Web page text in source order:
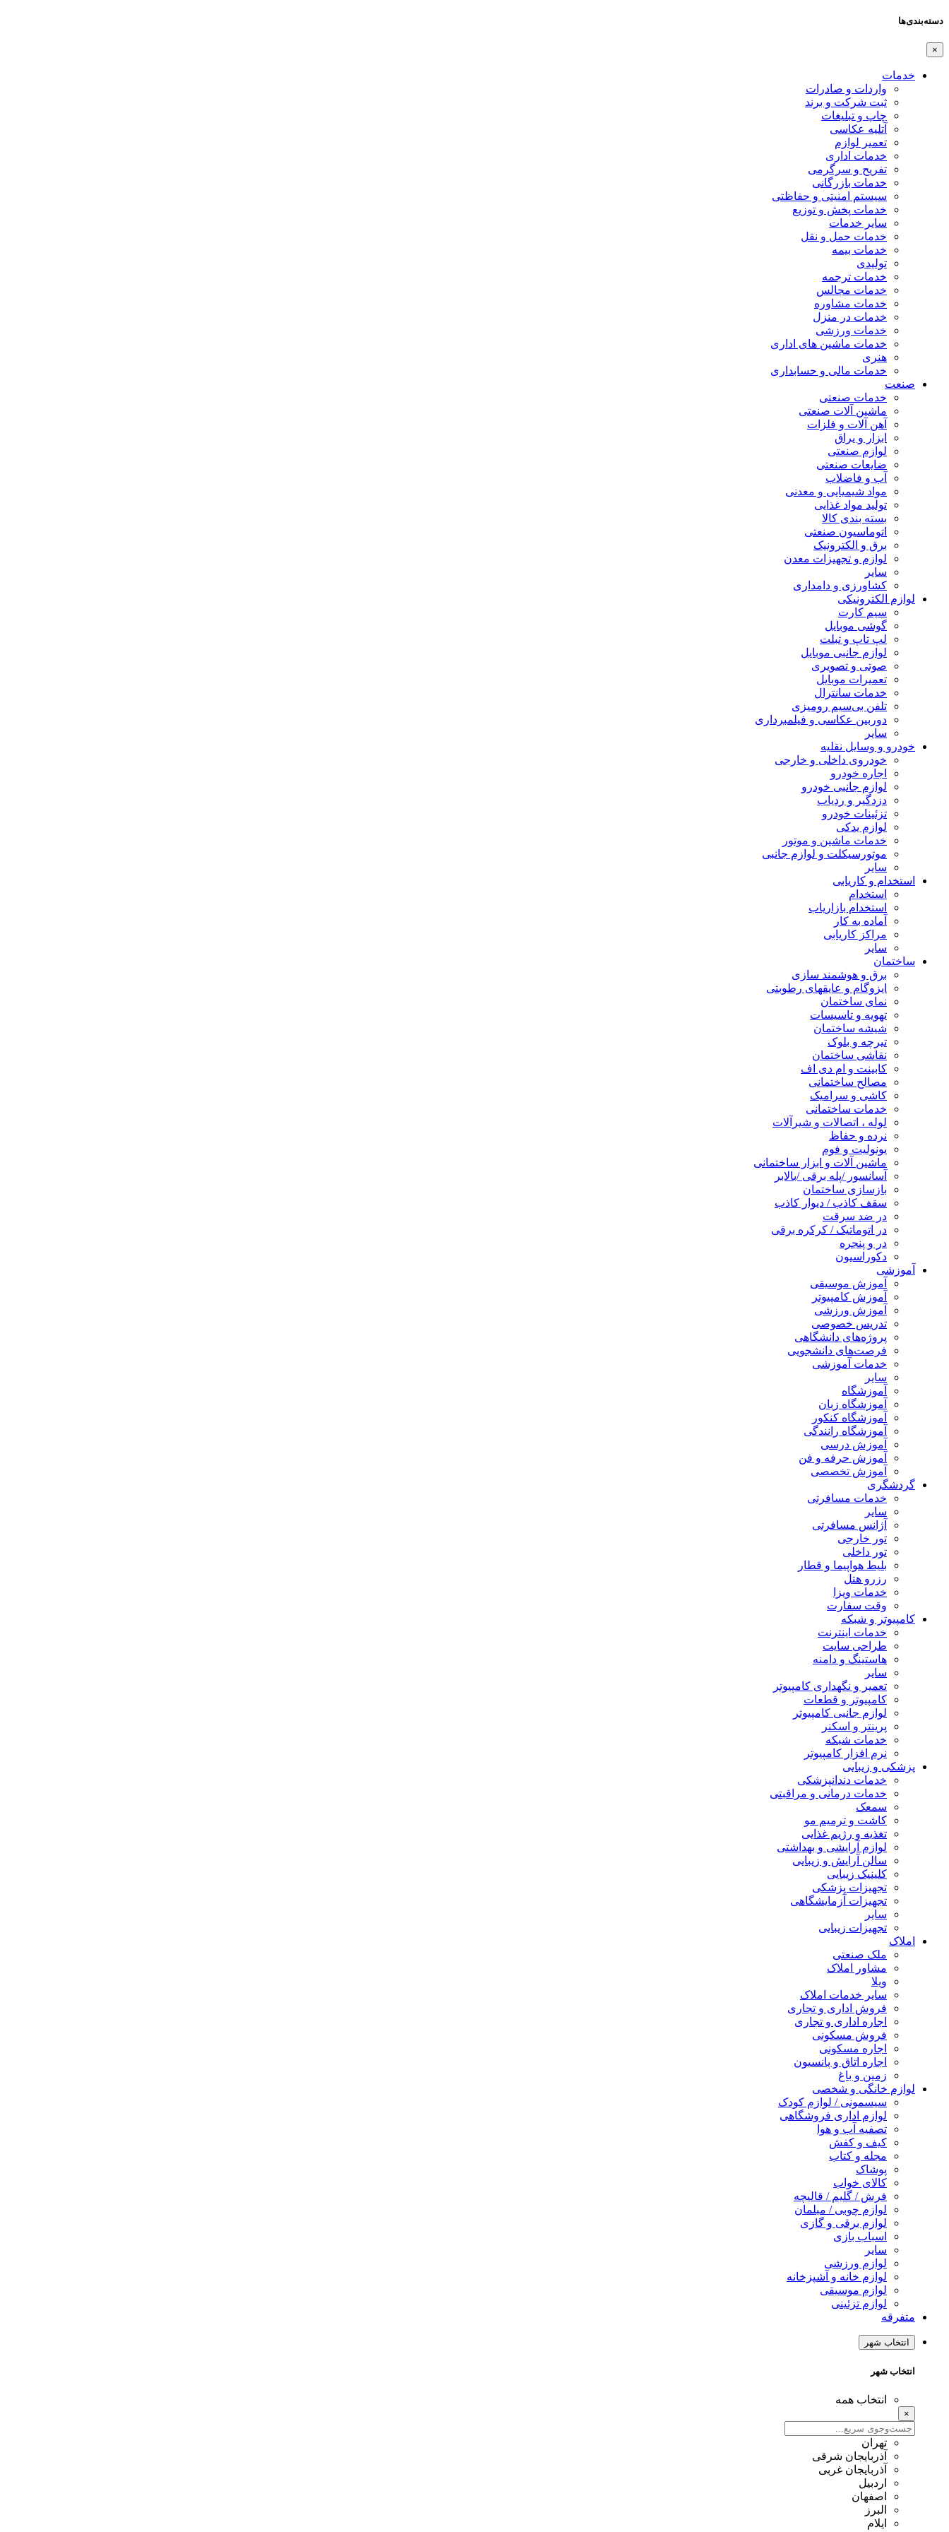
دسته‌بندی‌ها
×
خدمات
واردات و صادرات
ثبت شرکت و برند
چاپ و تبلیغات
آتلیه عکاسی
تعمیر لوازم
خدمات اداری
تفریح و سرگرمی
خدمات بازرگانی
سیستم امنیتی و حفاظتی
خدمات پخش و توزیع
سایر خدمات
خدمات حمل و نقل
خدمات بیمه
تولیدی
خدمات ترجمه
خدمات مجالس
خدمات مشاوره
خدمات در منزل
خدمات ورزشی
خدمات ماشین های اداری
هنری
خدمات مالی و حسابداری
صنعت
خدمات صنعتی
ماشین آلات صنعتی
آهن آلات و فلزات
ابزار و یراق
لوازم صنعتی
ضایعات صنعتی
آب و فاضلاب
مواد شیمیایی و معدنی
تولید مواد غذایی
بسته بندی کالا
اتوماسیون صنعتی
برق و الکترونیک
لوازم و تجهیزات معدن
سایر
کشاورزی و دامداری
لوازم الکترونیکی
سیم کارت
گوشی موبایل
لپ تاپ و تبلت
لوازم جانبی موبایل
صوتی و تصویری
تعمیرات موبایل
خدمات سانترال
تلفن بی‌سیم رومیزی
دوربین عکاسی و فیلمبرداری
سایر
خودرو و وسایل نقلیه
خودروی داخلی و خارجی
اجاره خودرو
لوازم جانبی خودرو
دزدگیر و ردیاب
تزئینات خودرو
لوازم یدکی
خدمات ماشین و موتور
موتورسیکلت و لوازم جانبی
سایر
استخدام و کاریابی
استخدام
استخدام بازاریاب
آماده به کار
مراکز کاریابی
سایر
ساختمان
برق و هوشمند سازی
ایزوگام و عایقهای رطوبتی
نمای ساختمان
تهویه و تاسیسات
شیشه ساختمان
تیرچه و بلوک
نقاشی ساختمان
کابینت و ام دی اف
مصالح ساختمانی
کاشی و سرامیک
خدمات ساختمانی
لوله ، اتصالات و شیرآلات
نرده و حفاظ
یونولیت و فوم
ماشین آلات و ابزار ساختمانی
آسانسور /پله برقی /بالابر
بازسازی ساختمان
سقف کاذب / دیوار کاذب
در ضد سرقت
در اتوماتیک / کرکره برقی
در و پنجره
دکوراسیون
آموزشی
آموزش موسیقی
آموزش کامپیوتر
آموزش ورزشی
تدریس خصوصی
پروژه‌های دانشگاهی
فرصت‌های دانشجویی
خدمات آموزشی
سایر
آموزشگاه
آموزشگاه زبان
آموزشگاه کنکور
آموزشگاه رانندگی
آموزش درسی
آموزش حرفه و فن
آموزش تخصصی
گردشگری
خدمات مسافرتی
سایر
آژانس مسافرتی
تور خارجی
تور داخلی
بلیط هواپیما و قطار
رزرو هتل
خدمات ویزا
وقت سفارت
کامپیوتر و شبکه
خدمات اینترنت
طراحی سایت
هاستینگ و دامنه
سایر
تعمیر و نگهداری کامپیوتر
کامپیوتر و قطعات
لوازم جانبی کامپیوتر
پرینتر و اسکنر
خدمات شبکه
نرم افزار کامپیوتر
پزشکی و زیبایی
خدمات دندانپزشکی
خدمات درمانی و مراقبتی
سمعک
کاشت و ترمیم مو
تغذیه و رژیم غذایی
لوازم آرایشی و بهداشتی
سالن آرایش و زیبایی
کلینیک زیبایی
تجهیزات پزشکی
تجهیزات آزمایشگاهی
سایر
تجهیزات زیبایی
املاک
ملک صنعتی
مشاور املاک
ویلا
سایر خدمات املاک
فروش اداری و تجاری
اجاره اداری و تجاری
فروش مسکونی
اجاره مسکونی
اجاره اتاق و پانسیون
زمین و باغ
لوازم خانگی و شخصی
سیسمونی / لوازم کودک
لوازم اداری فروشگاهی
تصفیه آب و هوا
کیف و کفش
مجله و کتاب
پوشاک
کالای خواب
فرش / گلیم / قالیچه
لوازم چوبی / مبلمان
لوازم برقی و گازی
اسباب بازی
سایر
لوازم ورزشی
لوازم خانه و آشپزخانه
لوازم موسیقی
لوازم تزئینی
متفرقه
انتخاب شهر
انتخاب شهر
انتخاب همه
×
تهران
آذربایجان شرقی
آذربایجان غربی
اردبیل
اصفهان
البرز
ایلام